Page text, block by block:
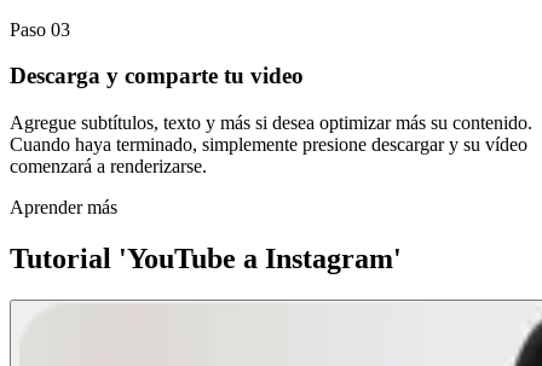
Paso 03
Descarga y comparte tu video
Agregue subtítulos, texto y más si desea optimizar más su contenido.
Cuando haya terminado, simplemente presione descargar y su vídeo
comenzará a renderizarse.
Aprender más
Tutorial 'YouTube a Instagram'